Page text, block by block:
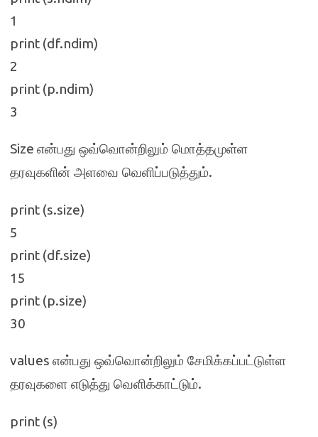
1
print (df.ndim)
2
print (p.ndim)
3
Size என்பது ஒவ்வொன்றிலும் மொத்தமுள்ள
தரவுகளின் அளவை வெளிப்படுத்தும்.
print (s.size)
5
print (df.size)
15
print (p.size)
30
values என்பது ஒவ்வொன்றிலும் சேமிக்கப்பட்டுள்ள
தரவுகளை எடுத்து வெளிக்காட்டும்.
print (s)